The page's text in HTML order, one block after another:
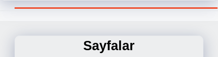
Sayfalar